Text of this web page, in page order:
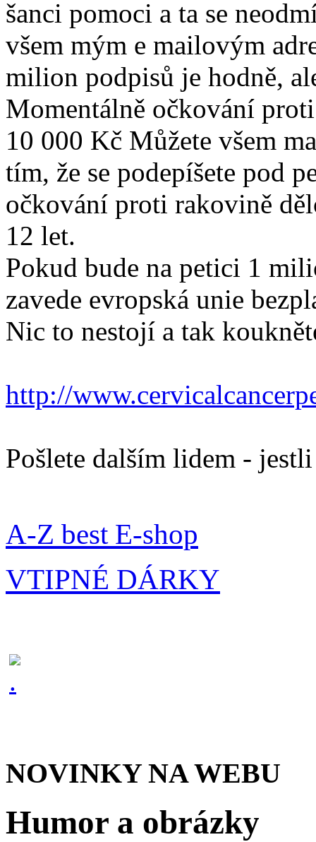
šanci pomoci a ta se
všem mým e mailovým
milion podpisů je hodně,
Momentálně očkování
10 000 Kč Můžete všem
tím, že se podepíšete pod
očkování proti rakovině
12 let.
Pokud bude na petici 1
zavede evropská unie
Nic to nestojí a tak
http://
Pošlete dalším lidem -
A-Z best E-shop
VTIPNÉ DÁRKY
NOVINKY NA WEBU
Humor a obrázky